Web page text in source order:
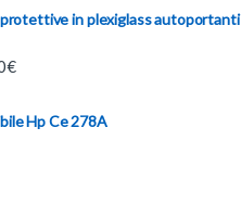
in plexiglass autoportanti
€
Hp Ce 278A